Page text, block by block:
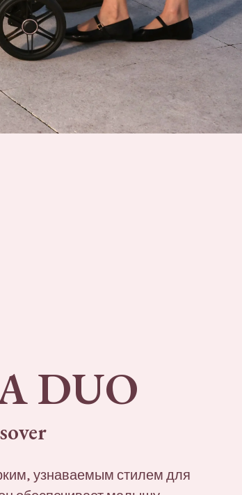
DUO
узнаваемым стилем для